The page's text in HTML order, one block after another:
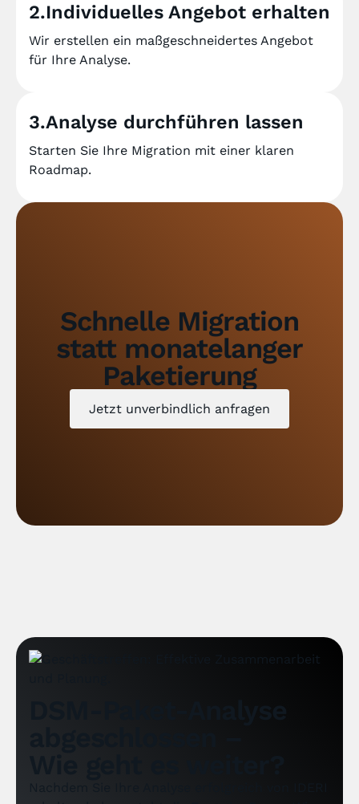
2.Individuelles Angebot erhalten
Wir erstellen ein maßgeschneidertes Angebot
für Ihre Analyse.
3.Analyse durchführen lassen
Starten Sie Ihre Migration mit einer klaren
Roadmap.
Schnelle Migration
statt monatelanger
Paketierung
Jetzt unverbindlich anfragen